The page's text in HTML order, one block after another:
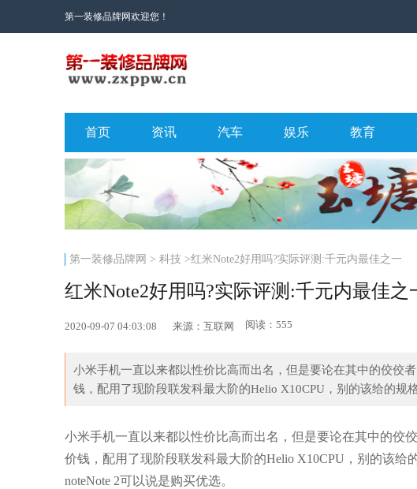
第一装修品牌网欢迎您！
首页 资讯 汽车 娱乐 教育
第一装修品牌网 > 科技>红米Note2好用吗?实际评测:千元内最佳之一
红米Note2好用吗?实际评测:千元内最佳之
2020-09-07 04:03:08 来源：互联网 阅读：555
小米手机一直以来都以性价比高而出名，但是要论在其中的佼佼
钱，配用了现阶段联发科最大阶的Helio X10CPU，别的该给的规
小米手机一直以来都以性价比高而出名，但是要论在其中的佼
价钱，配用了现阶段联发科最大阶的Helio X10CPU，别的该
noteNote 2可以说是购买优选。